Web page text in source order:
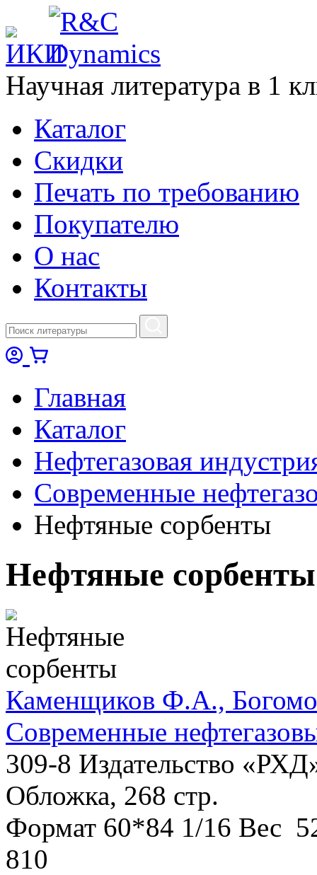
Научная литература в 1
Каталог
Cкидки
Печать по требованию
Покупателю
О нас
Контакты
Главная
Каталог
Нефтегазовая
Современные
Нефтяные сорбенты
Нефтяные сорбенты
Каменщиков Ф.А.,
Современные
309-8 Издательство
Обложка, 268 стр.
Формат 60*84 1/16 Вес
810